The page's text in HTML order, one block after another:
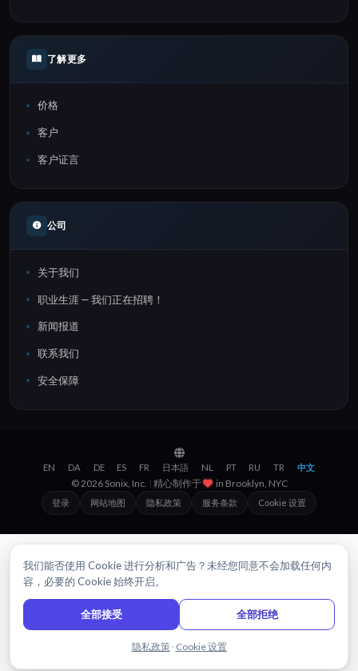
了解更多
价格
客户
客户证言
公司
关于我们
职业生涯 — 我们正在招聘！
新闻报道
联系我们
安全保障
EN · DA · DE · ES · FR · 日本語 · NL · PT · RU · TR · 中文
© 2026 Sonix, Inc. | 精心制作于 inLas Vegas, NV
登录 网站地图 隐私政策 服务条款 Cookie 设置
我们能否使用 Cookie 进行分析和广告？未经您同意不会加载任何内
容，必要的 Cookie 始终开启。
全部接受 全部拒绝
隐私政策 · Cookie 设置